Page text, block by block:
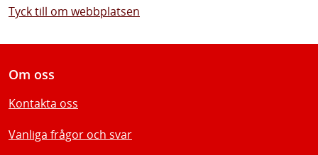
Tyck till om webbplatsen
Om oss
Kontakta oss
Vanliga frågor och svar